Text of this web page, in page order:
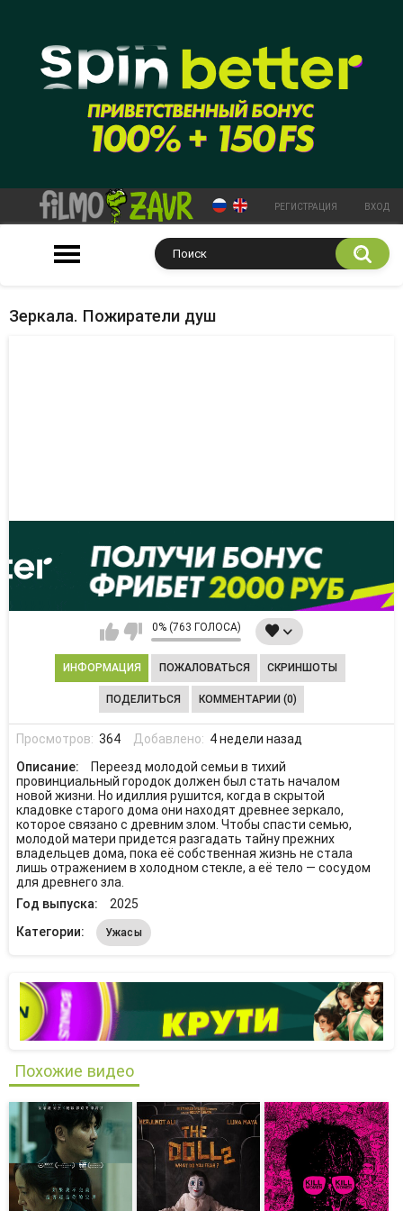
РЕГИСТРАЦИЯ ВХОД
Зеркала. Пожиратели душ
0% (763 ГОЛОСА)
ИНФОРМАЦИЯ ПОЖАЛОВАТЬСЯ СКРИНШОТЫ
ПОДЕЛИТЬСЯ КОММЕНТАРИИ (0)
Просмотров: 364 Добавлено: 4 недели назад
Описание:
Переезд молодой семьи в тихий
провинциальный городок должен был стать началом
новой жизни. Но идиллия рушится, когда в скрытой
кладовке старого дома они находят древнее зеркало,
которое связано с древним злом. Чтобы спасти семью,
молодой матери придется разгадать тайну прежних
владельцев дома, пока её собственная жизнь не стала
лишь отражением в холодном стекле, а её тело — сосудом
для древнего зла.
Год выпуска:
2025
Категории:
Ужасы
Похожие видео